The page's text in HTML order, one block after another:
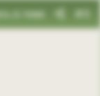
в теме #3